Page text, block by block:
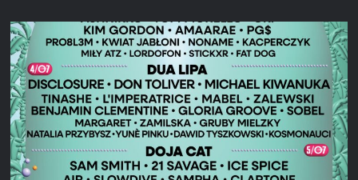
headlinerem
Open’era!